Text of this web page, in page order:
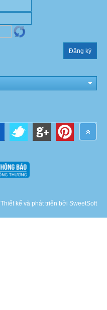
Đăng ký
Thiết kế và phát triển bởi SweetSoft